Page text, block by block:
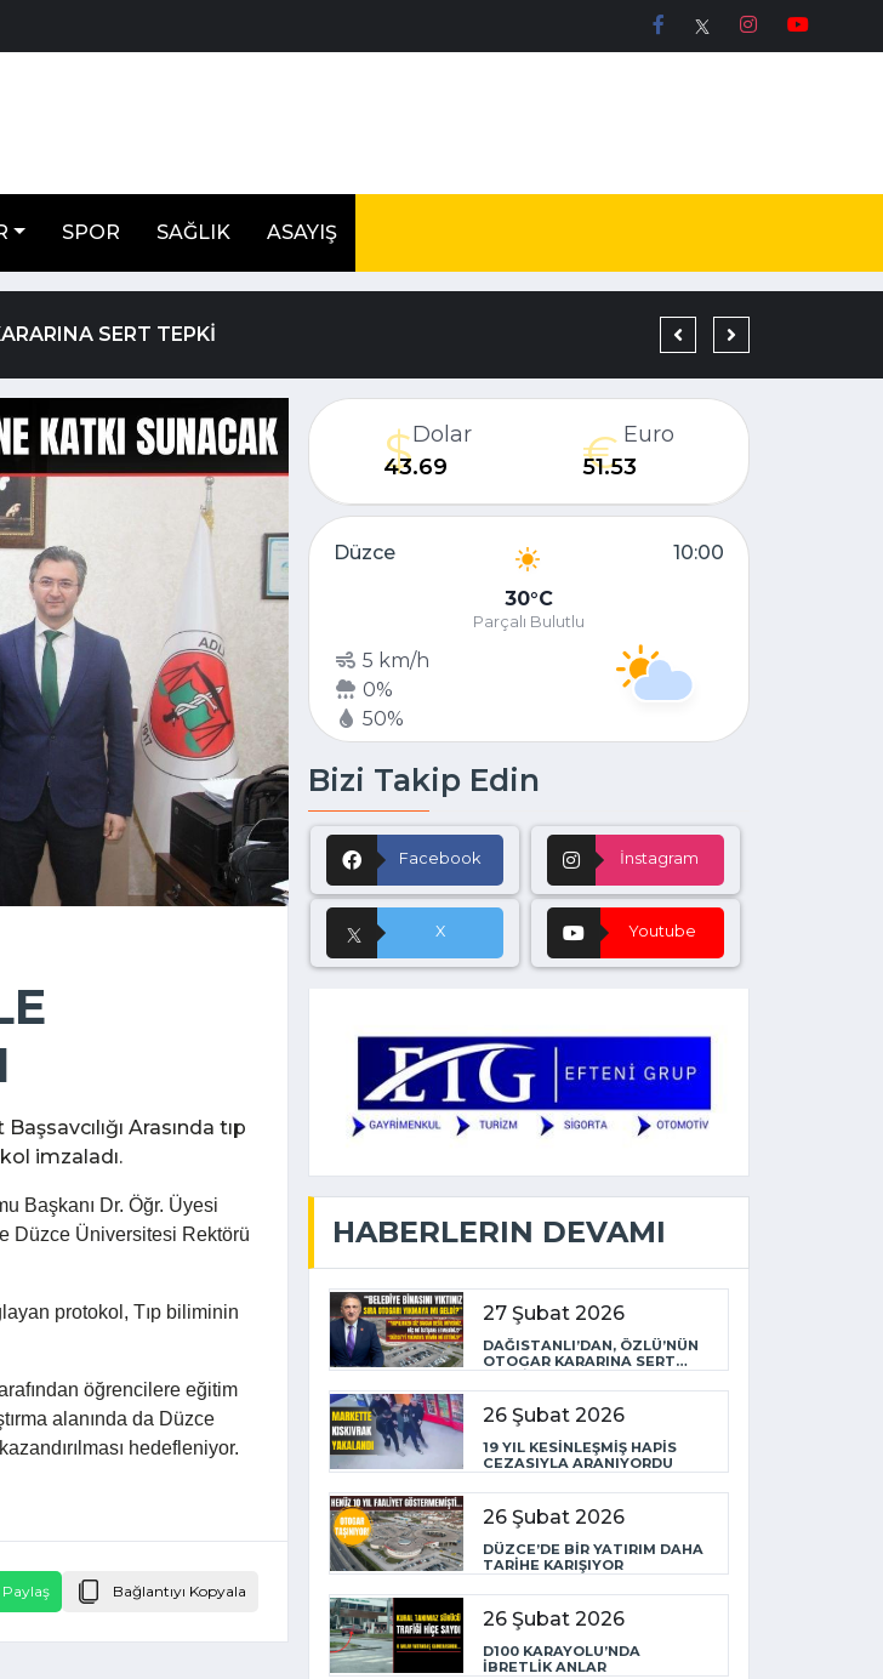
SPOR SAĞLIK ASAYIŞ
SERT TEPKİ 19 YIL KESİNLEŞMİŞ
Arasında tıp
imzaladı.
Başkanı Dr. Öğr. Üyesi
Düzce Üniversitesi Rektörü
protokol, Tıp biliminin
öğrencilere eğitim
alanında da Düzce
hedefleniyor.
Bağlantıyı Kopyala
Dolar
43.69
Euro
51.53
Düzce
10:00
30 C
Parçalı Bulutlu
5 km/h
0%
50%
Bizi Takip Edin
Facebook İnstagram
X Youtube
HABERLERIN DEVAMI
27 Şubat 2026
DAĞISTANLI’DAN, ÖZLÜ’NÜN
OTOGAR KARARINA SERT
TEPKİ
26 Şubat 2026
19 YIL KESİNLEŞMİŞ HAPİS
CEZASIYLA ARANIYORDU
26 Şubat 2026
DÜZCE’DE BİR YATIRIM DAHA
TARİHE KARIŞIYOR
26 Şubat 2026
D100 KARAYOLU’NDA
İBRETLİK ANLAR